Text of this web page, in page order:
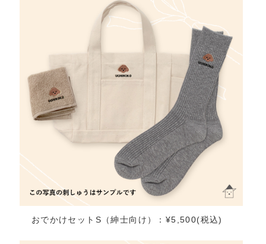
おでかけセットS（紳士向け）：¥5,500(税込)